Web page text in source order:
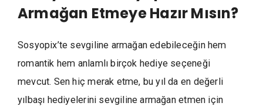
Armağan Etmeye Hazır Mısın?
Sosyopix’te sevgiline armağan edebileceğin hem
romantik hem anlamlı birçok hediye seçeneği
mevcut. Sen hiç merak etme, bu yıl da en değerli
yılbaşı hediyelerini sevgiline armağan etmen için